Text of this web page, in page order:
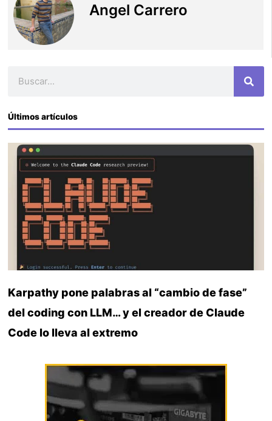
Angel Carrero
Últimos artículos
Karpathy pone palabras al “cambio de fase”
del coding con LLM… y el creador de Claude
Code lo lleva al extremo